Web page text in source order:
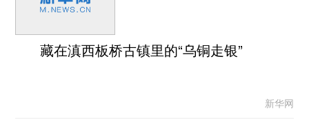
藏在滇西板桥古镇里的“乌铜走银”
新华网